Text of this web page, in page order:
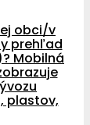
obci/v
prehľad
Mobilná
plastov,